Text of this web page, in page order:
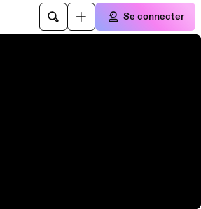
Se connecter